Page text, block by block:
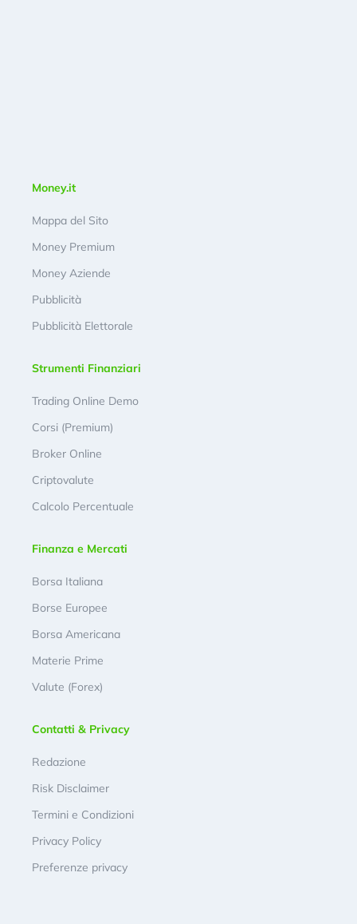
Money.it
Mappa del Sito
Money Premium
Money Aziende
Pubblicità
Pubblicità Elettorale
Strumenti Finanziari
Trading Online Demo
Corsi (Premium)
Broker Online
Criptovalute
Calcolo Percentuale
Finanza e Mercati
Borsa Italiana
Borse Europee
Borsa Americana
Materie Prime
Valute (Forex)
Contatti & Privacy
Redazione
Risk Disclaimer
Termini e Condizioni
Privacy Policy
Preferenze privacy